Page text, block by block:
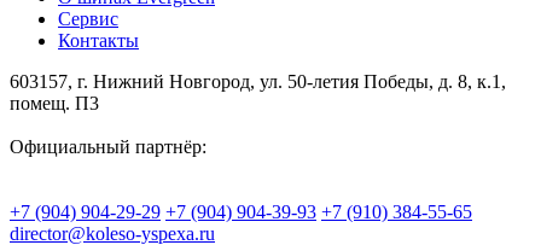
Сервис
Контакты
603157, г. Нижний Новгород, ул. 50-летия Победы, д. 8, к.1,
помещ. П3
Официальный партнёр:
+7 (904) 904-29-29 +7 (904) 904-39-93 +7 (910) 384-55-65
director@koleso-yspexa.ru